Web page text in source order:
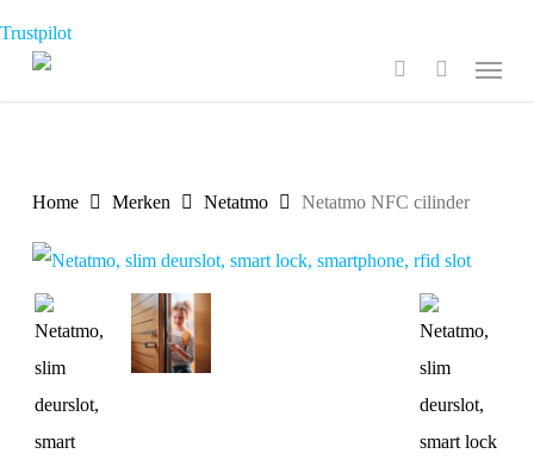
Trustpilot
Menu
Home Merken Netatmo Netatmo NFC cilinder